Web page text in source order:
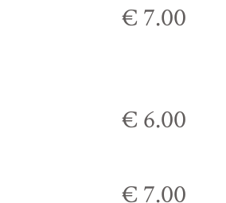
€ 7.00
€ 6.00
€ 7.00